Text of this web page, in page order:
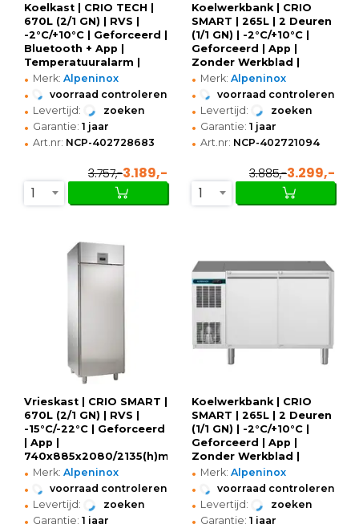
Koelkast | CRIO TECH |
670L (2/1 GN) | RVS |
-2°C/+10°C | Geforceerd |
Bluetooth + App |
Temperatuuralarm |
710x835x2050/2105(h)mm
• Merk: Alpeninox
• voorraad controleren
• Levertijd: zoeken
• Garantie: 1 jaar
• Art.nr: NCP-402728683
3.757,-3.189,-
1
Koelwerkbank | CRIO
SMART | 265L | 2 Deuren
(1/1 GN) | -2°C/+10°C |
Geforceerd | App |
Zonder Werkblad |
1245x700x800(h)mm
• Merk: Alpeninox
• voorraad controleren
• Levertijd: zoeken
• Garantie: 1 jaar
• Art.nr: NCP-402721094
3.885,-3.299,-
1
Vrieskast | CRIO SMART |
670L (2/1 GN) | RVS |
-15°C/-22°C | Geforceerd
| App |
740x885x2080/2135(h)mm
• Merk: Alpeninox
• voorraad controleren
• Levertijd: zoeken
Garantie: 1 jaar
Koelwerkbank | CRIO
SMART | 265L | 2 Deuren
(1/1 GN) | -2°C/+10°C |
Geforceerd | App |
Zonder Werkblad |
1241x700x850(h)mm
• Merk: Alpeninox
• voorraad controleren
• Levertijd: zoeken
Garantie: 1 jaar